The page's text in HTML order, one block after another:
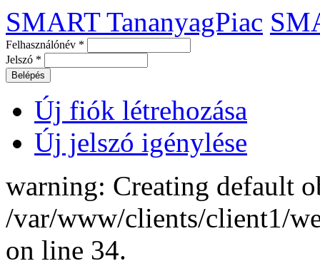
SMART TananyagPiac
Felhasználónév *
Jelszó *
Új fiók létrehozása
Új jelszó igénylése
warning: Creating default
/var/www/clients/client1/
on line 34.